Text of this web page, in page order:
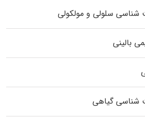
شناسی سلولی و مولکولی
بالینی
شناسی گیاهی